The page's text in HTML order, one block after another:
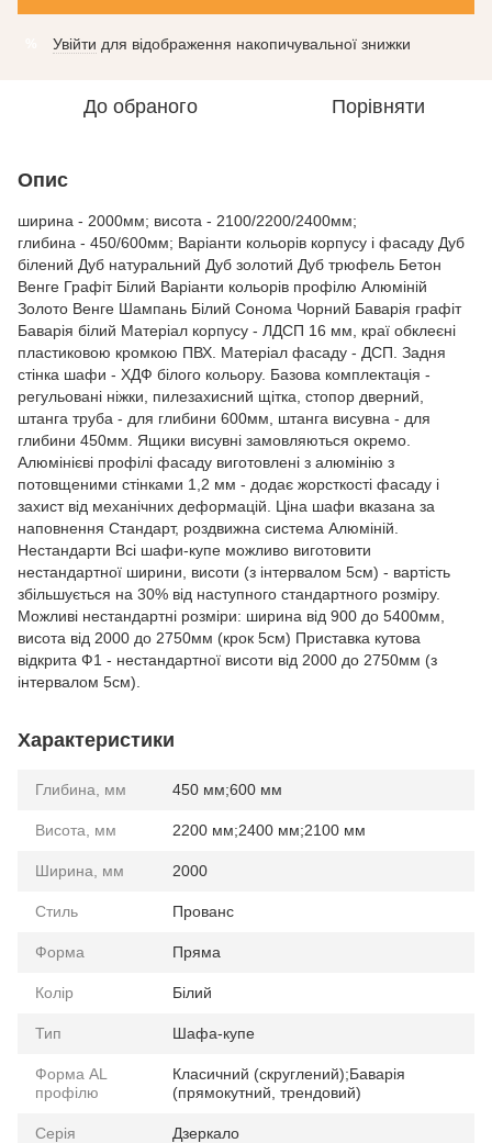
Увійти для відображення накопичувальної знижки
До обраного Порівняти
Опис
ширина - 2000мм; висота - 2100/2200/2400мм;
глибина - 450/600мм; Варіанти кольорів корпусу і фасаду Дуб
білений Дуб натуральний Дуб золотий Дуб трюфель Бетон
Венге Графіт Білий Варіанти кольорів профілю Алюміній
Золото Венге Шампань Білий Сонома Чорний Баварія графіт
Баварія білий Матеріал корпусу - ЛДСП 16 мм, краї обклеєні
пластиковою кромкою ПВХ. Матеріал фасаду - ДСП. Задня
стінка шафи - ХДФ білого кольору. Базова комплектація -
регульовані ніжки, пилезахисний щітка, стопор дверний,
штанга труба - для глибини 600мм, штанга висувна - для
глибини 450мм. Ящики висувні замовляються окремо.
Алюмінієві профілі фасаду виготовлені з алюмінію з
потовщеними стінками 1,2 мм - додає жорсткості фасаду і
захист від механічних деформацій. Ціна шафи вказана за
наповнення Стандарт, роздвижна система Алюміній.
Нестандарти Всі шафи-купе можливо виготовити
нестандартної ширини, висоти (з інтервалом 5см) - вартість
збільшується на 30% від наступного стандартного розміру.
Можливі нестандартні розміри: ширина від 900 до 5400мм,
висота від 2000 до 2750мм (крок 5см) Приставка кутова
відкрита Ф1 - нестандартної висоти від 2000 до 2750мм (з
інтервалом 5см).
Характеристики
Глибина, мм 450 мм;600 мм
Висота, мм 2200 мм;2400 мм;2100 мм
Ширина, мм 2000
Стиль Прованс
Форма Пряма
Колір Білий
Тип Шафа-купе
Форма AL
профілю
Класичний (скруглений);Баварія
(прямокутний, трендовий)
Серія Дзеркало